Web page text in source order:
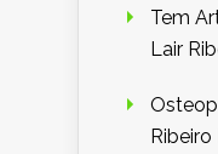
Tem
Lair